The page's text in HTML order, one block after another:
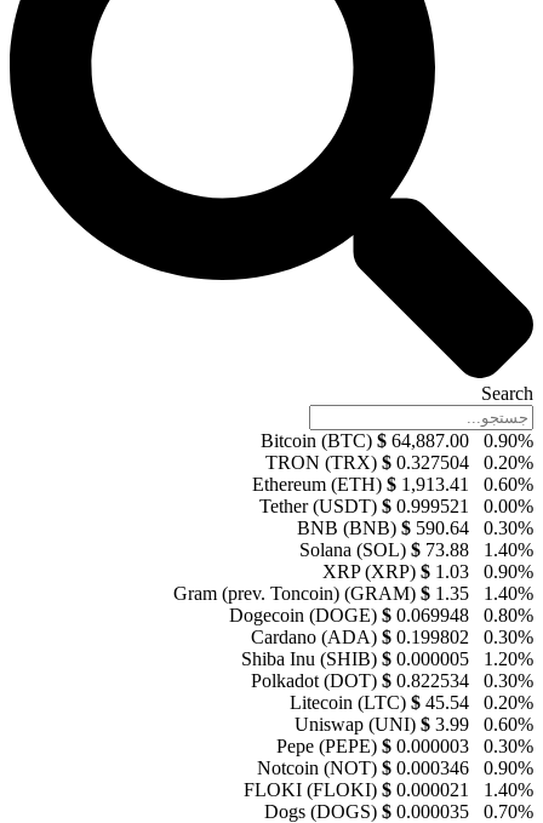
Search
Bitcoin (BTC) $ 64,887.00
0.90%
TRON (TRX) $ 0.327504
0.20%
Ethereum (ETH) $ 1,913.41
0.60%
Tether (USDT) $ 0.999521
0.00%
BNB (BNB) $ 590.64
0.30%
Solana (SOL) $ 73.88
1.40%
XRP (XRP) $ 1.03
0.90%
Gram (prev. Toncoin) (GRAM) $ 1.35
1.40%
Dogecoin (DOGE) $ 0.069948
0.80%
Cardano (ADA) $ 0.199802
0.30%
Shiba Inu (SHIB) $ 0.000005
1.20%
Polkadot (DOT) $ 0.822534
0.30%
Litecoin (LTC) $ 45.54
0.20%
Uniswap (UNI) $ 3.99
0.60%
Pepe (PEPE) $ 0.000003
0.30%
Notcoin (NOT) $ 0.000346
0.90%
FLOKI (FLOKI) $ 0.000021
1.40%
Dogs (DOGS) $ 0.000035 0.70%